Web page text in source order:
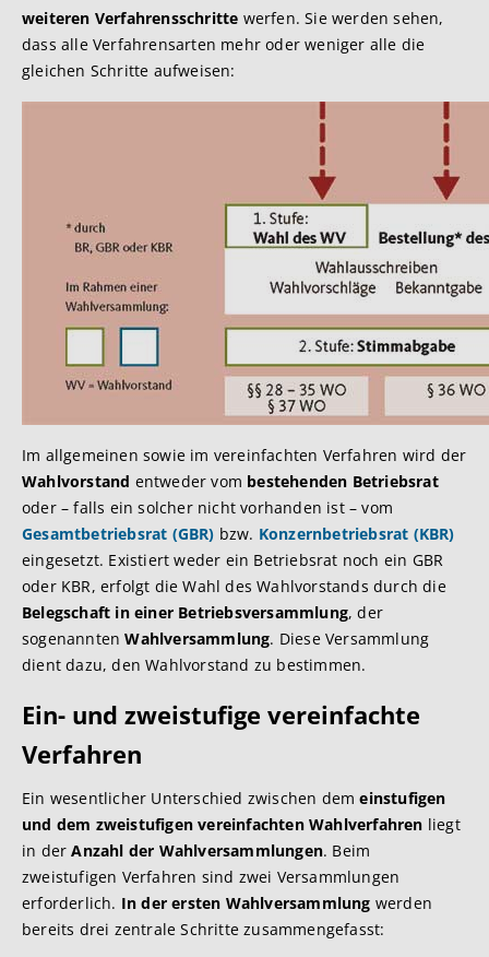
weiteren Verfahrensschritte werfen. Sie werden sehen,
dass alle Verfahrensarten mehr oder weniger alle die
gleichen Schritte aufweisen:
Im allgemeinen sowie im vereinfachten Verfahren wird der
Wahlvorstand entweder vom bestehenden Betriebsrat
oder – falls ein solcher nicht vorhanden ist – vom
Gesamtbetriebsrat (GBR) bzw. Konzernbetriebsrat (KBR)
eingesetzt. Existiert weder ein Betriebsrat noch ein GBR
oder KBR, erfolgt die Wahl des Wahlvorstands durch die
Belegschaft in einer Betriebsversammlung, der
sogenanntenWahlversammlung. Diese Versammlung
dient dazu, den Wahlvorstand zu bestimmen.
Ein- und zweistufige vereinfachte
Verfahren
Ein wesentlicher Unterschied zwischen demeinstufigen
und dem zweistufigen vereinfachten Wahlverfahren liegt
in derAnzahl der Wahlversammlungen. Beim
zweistufigen Verfahren sind zwei Versammlungen
erforderlich. In der ersten Wahlversammlung werden
bereits drei zentrale Schritte zusammengefasst: